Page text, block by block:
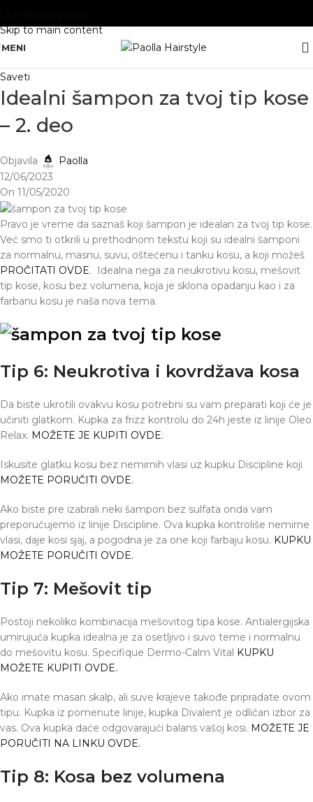
Skip to main content
MENI
Saveti
Idealni šampon za tvoj tip kose
– 2. deo
Objavila
Paolla
12/06/2023
On 11/05/2020
Pravo je vreme da saznaš koji šampon je idealan za tvoj tip kose.
Već smo ti otkrili u prethodnom tekstu koji su idealni šamponi
za normalnu, masnu, suvu, oštećenu i tanku kosu, a koji možeš
PROČITATI OVDE. Idealna nega za neukrotivu kosu, mešovit
tip kose, kosu bez volumena, koja je sklona opadanju kao i za
farbanu kosu je naša nova tema.
Tip 6: Neukrotiva i kovrdžava kosa
Da biste ukrotili ovakvu kosu potrebni su vam preparati koji će je
učiniti glatkom. Kupka za frizz kontrolu do 24h jeste iz linije Oleo
Relax. MOŽETE JE KUPITI OVDE.
Iskusite glatku kosu bez nemirnih vlasi uz kupku Discipline koji
MOŽETE PORUČITI OVDE.
Ako biste pre izabrali neki šampon bez sulfata onda vam
preporučujemo iz linije Discipline. Ova kupka kontroliše nemirne
vlasi, daje kosi sjaj, a pogodna je za one koji farbaju kosu. KUPKU
MOŽETE PORUČITI OVDE.
Tip 7: Mešovit tip
Postoji nekoliko kombinacija mešovitog tipa kose. Antialergijska
umirujuća kupka idealna je za osetljivo i suvo teme i normalnu
do mešovitu kosu. Specifique Dermo-Calm Vital KUPKU
MOŽETE KUPITI OVDE.
Ako imate masan skalp, ali suve krajeve takođe pripradate ovom
tipu. Kupka iz pomenute linije, kupka Divalent je odličan izbor za
vas. Ova kupka daće odgovarajući balans vašoj kosi. MOŽETE JE
PORUČITI NA LINKU OVDE.
Tip 8: Kosa bez volumena